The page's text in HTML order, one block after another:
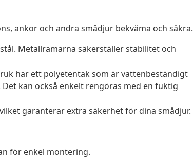
ankor och andra smådjur bekväma och säkra.
Metallramarna säkerställer stabilitet och
har ett polyetentak som är vattenbeständigt
kan också enkelt rengöras med en fuktig
garanterar extra säkerhet för dina smådjur.
för enkel montering.